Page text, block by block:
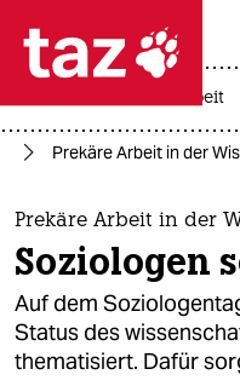
 taz
taz
themen
politik
öko
arbeit
Prekäre Arbeit in der
Prekäre Arbeit in der
Soziologen
Auf dem
Status des
thematisiert. Dafür